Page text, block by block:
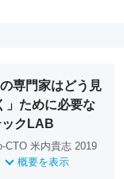
専門家はどう見
」ために必要な
クLAB
CTO 米内貴志 2019
概要を表示